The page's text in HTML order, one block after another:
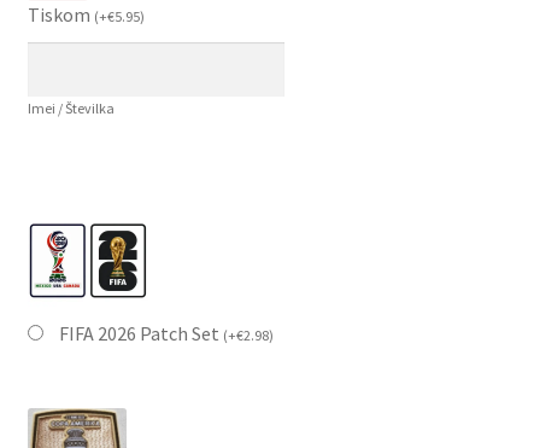
Tiskom (+€5.95)
Imei / Številka
FIFA 2026 Patch Set (+€2.98)